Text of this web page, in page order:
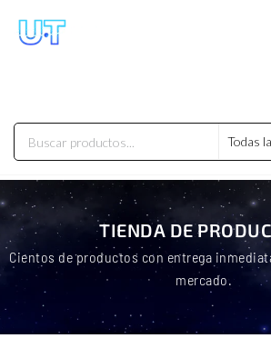
TIENDA DE
Cientos de productos con entrega
mercado.